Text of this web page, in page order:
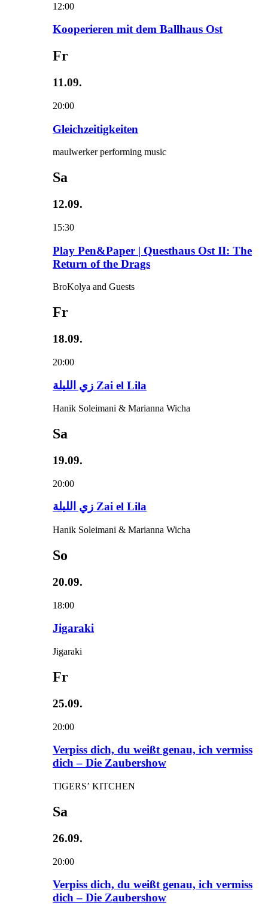
12:00
Kooperieren mit dem Ballhaus Ost
Fr
11.09.
20:00
Gleichzeitigkeiten
maulwerker performing music
Sa
12.09.
15:30
Play Pen&Paper | Questhaus Ost II: The
Return of the Drags
BroKolya and Guests
Fr
18.09.
20:00
زي‌ اللیلة Zai el Lila
Hanik Soleimani & Marianna Wicha
Sa
19.09.
20:00
زي‌ اللیلة Zai el Lila
Hanik Soleimani & Marianna Wicha
So
20.09.
18:00
Jigaraki
Jigaraki
Fr
25.09.
20:00
Verpiss dich, du weißt genau, ich vermiss
dich – Die Zaubershow
TIGERS’ KITCHEN
Sa
26.09.
20:00
Verpiss dich, du weißt genau, ich vermiss
dich – Die Zaubershow